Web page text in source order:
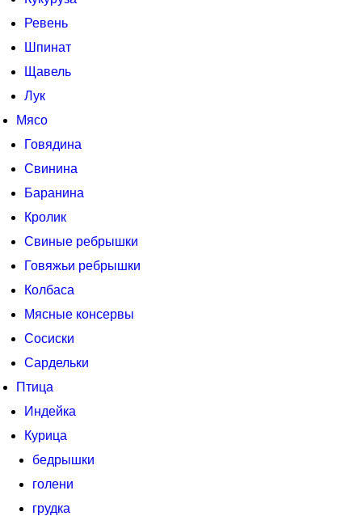
Ревень
Шпинат
Щавель
Лук
Мясо
Говядина
Свинина
Баранина
Кролик
Свиные ребрышки
Говяжьи ребрышки
Колбаса
Мясные консервы
Сосиски
Сардельки
Птица
Индейка
Курица
бедрышки
голени
грудка